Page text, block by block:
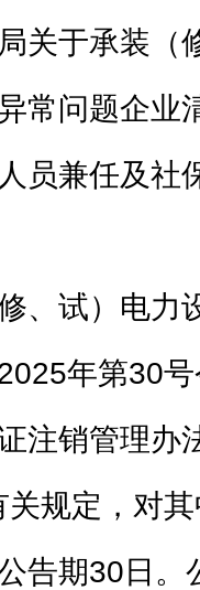
关于承装（
常问题企业
员兼任及社
、试）电力
年第30
注销管理办
关规定，对
告期30日。